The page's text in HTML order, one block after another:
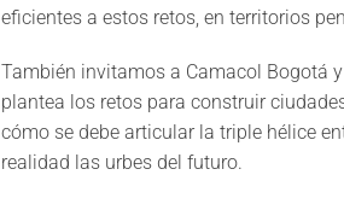
eficientes a estos retos, en territorios
También invitamos a Camacol Bogotá
plantea los retos para construir
cómo se debe articular la triple hélice
realidad las urbes del futuro.